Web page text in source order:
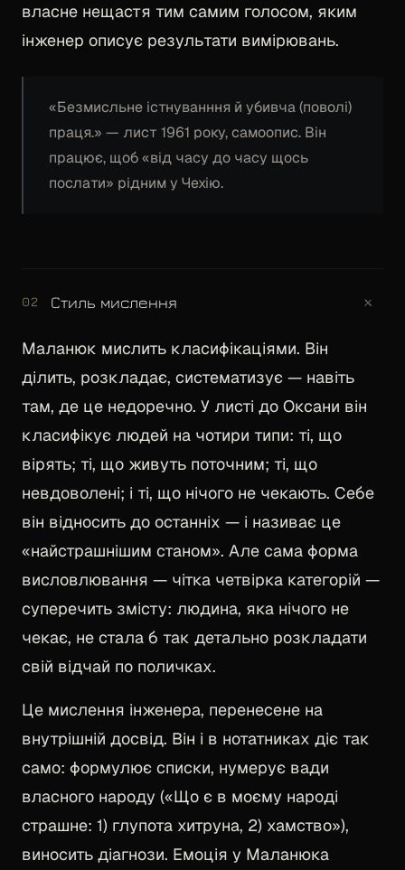
власне нещастя тим самим голосом, яким
інженер описує результати вимірювань.
«Безмисльне істнуванння й убивча (поволі)
праця.» — лист 1961 року, самоопис. Він
працює, щоб «від часу до часу щось
послати» рідним у Чехію.
02 Стиль мислення +
Маланюк мислить класифікаціями. Він
ділить, розкладає, систематизує — навіть
там, де це недоречно. У листі до Оксани він
класифікує людей на чотири типи: ті, що
вірять; ті, що живуть поточним; ті, що
невдоволені; і ті, що нічого не чекають. Себе
він відносить до останніх — і називає це
«найстрашнішим станом». Але сама форма
висловлювання — чітка четвірка категорій —
суперечить змісту: людина, яка нічого не
чекає, не стала б так детально розкладати
свій відчай по поличках.
Це мислення інженера, перенесене на
внутрішній досвід. Він і в нотатниках діє так
само: формулює списки, нумерує вади
власного народу («Що є в моєму народі
страшне: 1) глупота хитруна, 2) хамство»),
виносить діагнози. Емоція у Маланюка